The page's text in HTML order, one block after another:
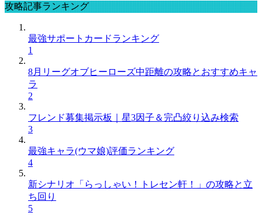
攻略記事ランキング
最強サポートカードランキング
1
8月リーグオブヒーローズ中距離の攻略とおすすめキャ
ラ
2
フレンド募集掲示板｜星3因子＆完凸絞り込み検索
3
最強キャラ(ウマ娘)評価ランキング
4
新シナリオ「らっしゃい！トレセン軒！」の攻略と立
ち回り
5